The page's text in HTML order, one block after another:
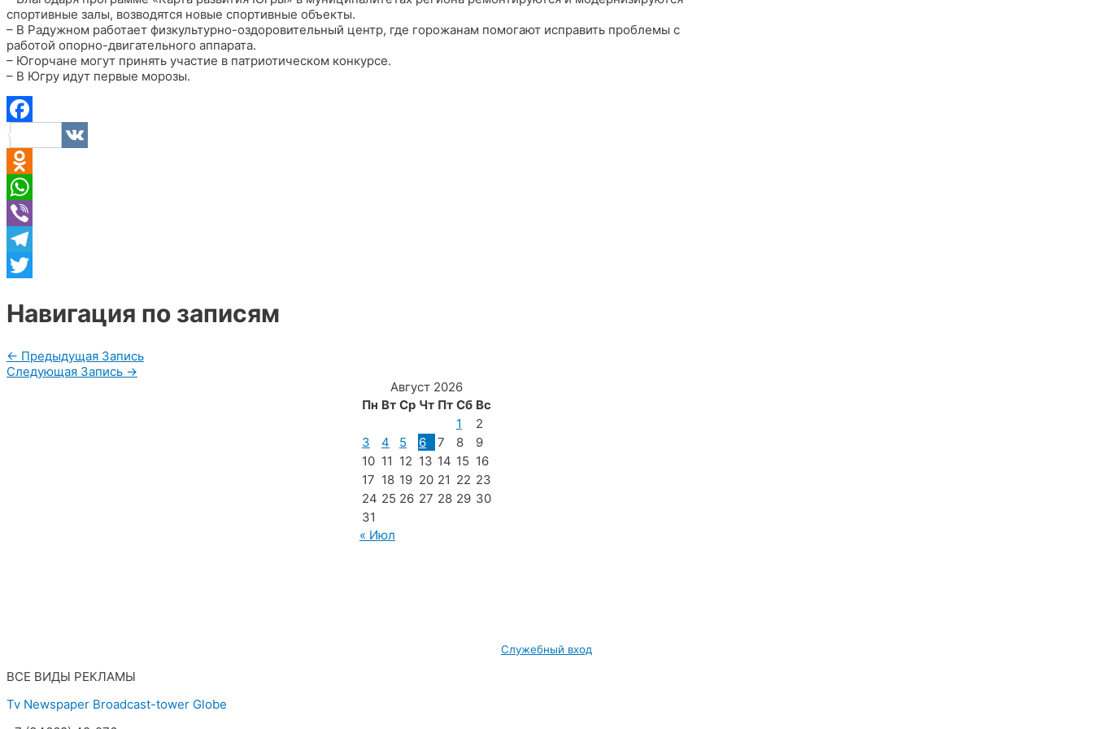
спортивные залы, возводятся новые спортивные объекты.
– В Радужном работает физкультурно-оздоровительный центр, где горожанам помогают исправить проблемы с
работой опорно-двигательного аппарата.
– Югорчане могут принять участие в патриотическом конкурсе.
– В Югру идут первые морозы.
Facebook
VK
Odnoklassniki
WhatsApp
Viber
Telegram
Навигация по записям
← Предыдущая Запись
Следующая Запись →
Август 2026
Пн Вт Ср Чт Пт Сб Вс
1
2
3
4 5 6 7 8
9
10 11 12 13 14 15 16
17 18 19 20 21 22 23
24 25 26 27 28 29 30
31
« Июл
Служебный вход
ВСЕ ВИДЫ РЕКЛАМЫ
Tv Newspaper Broadcast-tower Globe